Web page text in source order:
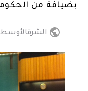
بضيافة من
الشرقالأوسط